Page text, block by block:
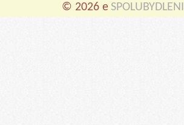
© 2026 e SPOLUBYDLENI